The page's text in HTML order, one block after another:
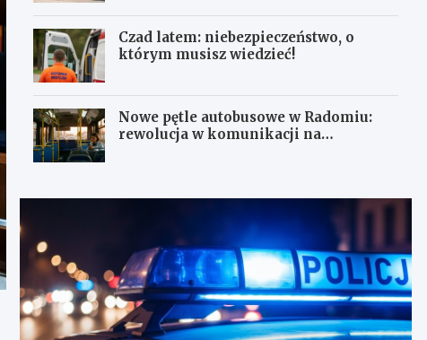
Czad latem: niebezpieczeństwo, o
którym musisz wiedzieć!
Nowe pętle autobusowe w Radomiu:
rewolucja w komunikacji na